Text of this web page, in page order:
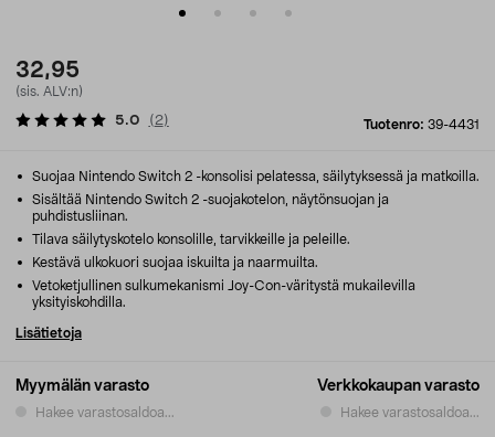
32,95
(sis. ALV:n)
Tuotenro: 39-4431
5.0 ( 2)
Myymälän varasto
Hakee varastosaldoa...
Verkkokaupan varasto
Hakee varastosaldoa...
Suojaa Nintendo Switch 2 -konsolisi pelatessa, säilytyksessä ja matkoilla.
Sisältää Nintendo Switch 2 -suojakotelon, näytönsuojan ja
puhdistusliinan.
Tilava säilytyskotelo konsolille, tarvikkeille ja peleille.
Kestävä ulkokuori suojaa iskuilta ja naarmuilta.
Vetoketjullinen sulkumekanismi Joy-Con-väritystä mukailevilla
yksityiskohdilla.
Lisätietoja